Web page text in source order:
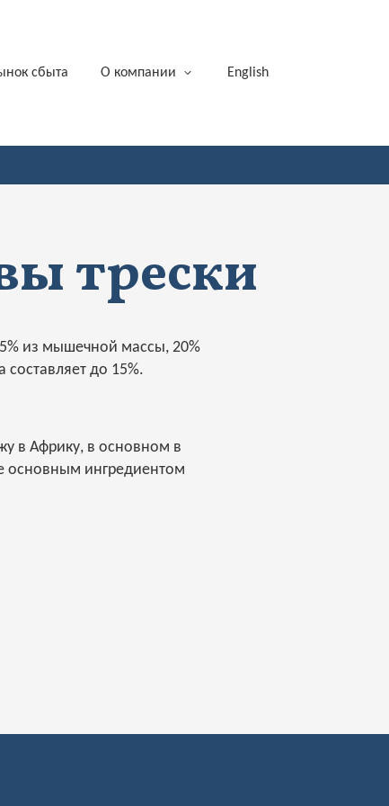
сбыта О компании English
трески
из мышечной массы, 20%
составляет до 15%.
в Африку, в основном в
основным ингредиентом